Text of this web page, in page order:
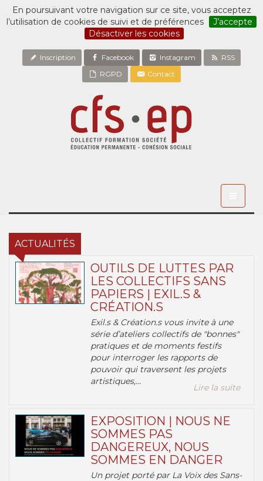
En poursuivant votre navigation sur ce site, vous acceptez
l’utilisation de cookies de suivi et de préférences
J’accepte
Désactiver les cookies
Inscription Facebook Instagram
RSS
RGPD
Contact
ACTUALITÉS
OUTILS DE LUTTES PAR
LES COLLECTIFS SANS
PAPIERS | EXIL.S &
CRÉATION.S
Exil.s & Création.s vous invite à une
série d’ateliers collectifs de "bonnes"
pratiques et de moments festifs
pour interroger les rapports de
pouvoir qui traversent les projets
artistiques,...
Lire la suite
EXPOSITION | NOUS NE
SOMMES PAS
DANGEREUX, NOUS
SOMMES EN DANGER
Un projet porté par La Voix des Sans-